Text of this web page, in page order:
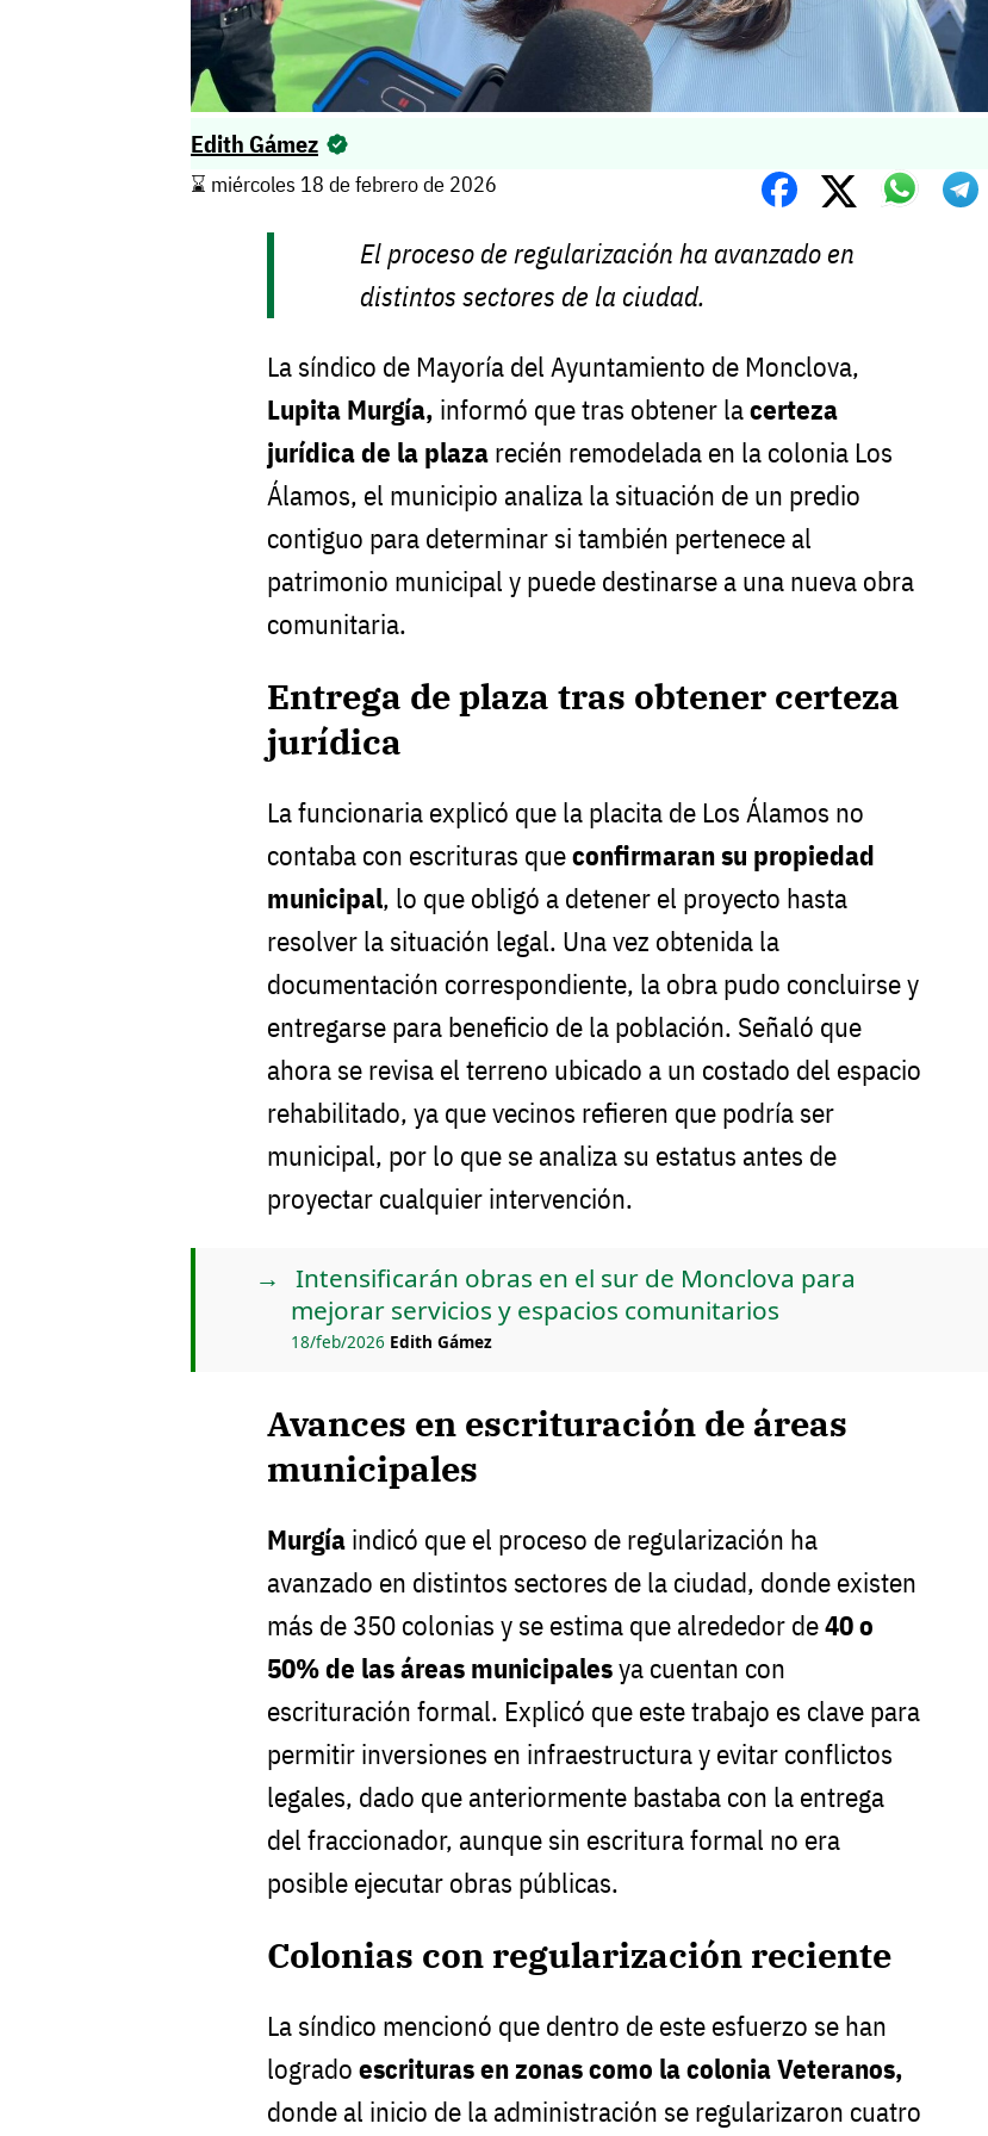
Edith Gámez
⌛️ miércoles 18 de febrero de 2026
El proceso de regularización ha avanzado en
distintos sectores de la ciudad.
La síndico de Mayoría del Ayuntamiento de Monclova,
Lupita Murgía, informó que tras obtener lacerteza
jurídica de la plaza recién remodelada en la colonia Los
Álamos, el municipio analiza la situación de un predio
contiguo para determinar si también pertenece al
patrimonio municipal y puede destinarse a una nueva obra
comunitaria.
Entrega de plaza tras obtener certeza
jurídica
La funcionaria explicó que la placita de Los Álamos no
contaba con escrituras queconfirmaran su propiedad
municipal, lo que obligó a detener el proyecto hasta
resolver la situación legal. Una vez obtenida la
documentación correspondiente, la obra pudo concluirse y
entregarse para beneficio de la población. Señaló que
ahora se revisa el terreno ubicado a un costado del espacio
rehabilitado, ya que vecinos refieren que podría ser
municipal, por lo que se analiza su estatus antes de
proyectar cualquier intervención.
Intensificarán obras en el sur de Monclova para
mejorar servicios y espacios comunitarios
18/feb/2026 Edith Gámez
Avances en escrituración de áreas
municipales
Murgía indicó que el proceso de regularización ha
avanzado en distintos sectores de la ciudad, donde existen
más de 350 colonias y se estima que alrededor de40 o
50% de las áreas municipalesya cuentan con
escrituración formal. Explicó que este trabajo es clave para
permitir inversiones en infraestructura y evitar conflictos
legales, dado que anteriormente bastaba con la entrega
del fraccionador, aunque sin escritura formal no era
posible ejecutar obras públicas.
Colonias con regularización reciente
La síndico mencionó que dentro de este esfuerzo se han
logrado escrituras en zonas como la colonia Veteranos,
donde al inicio de la administración se regularizaron cuatro